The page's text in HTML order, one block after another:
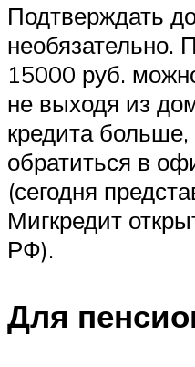
Подтверждать
необязательно.
15000 руб.
не выходя из
кредита
обратиться в
(сегодня
Мигкредит
РФ).
Для